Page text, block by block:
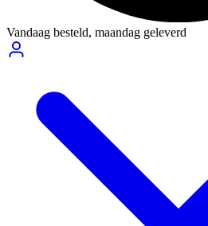
Vandaag besteld, maandag geleverd